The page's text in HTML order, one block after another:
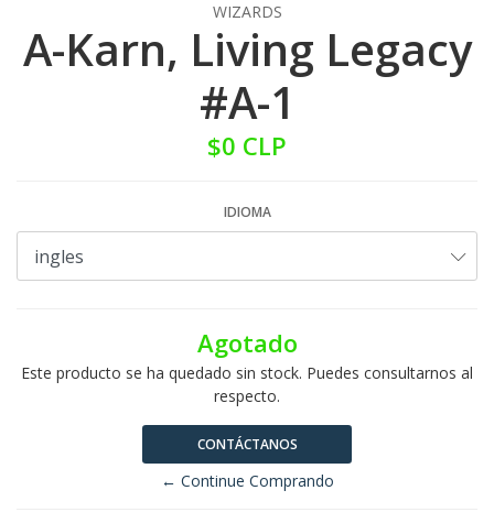
WIZARDS
A-Karn, Living Legacy
#A-1
$0 CLP
IDIOMA
Agotado
Este producto se ha quedado sin stock. Puedes consultarnos al
respecto.
CONTÁCTANOS
← Continue Comprando